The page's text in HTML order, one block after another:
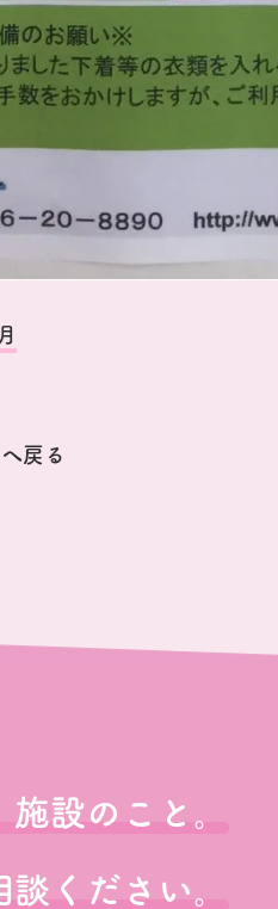
戻る
設のこと。
ください。